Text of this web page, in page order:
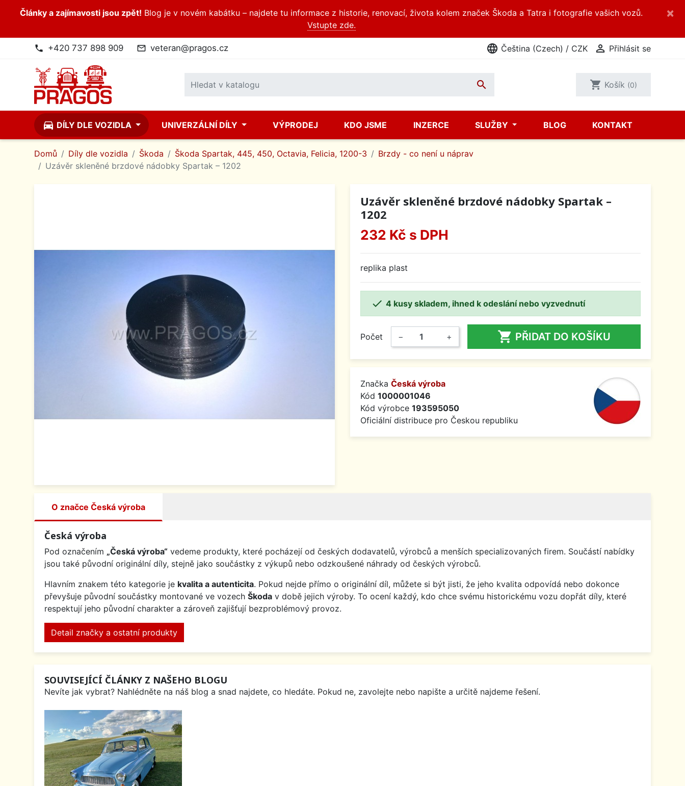
Články a zajímavosti jsou zpět! Blog je v novém kabátku – najdete tu informace z historie, renovací, života kolem značek Škoda a Tatra i fotografie vašich vozů.
Vstupte zde.
×
phone +420 737 898 909 mail_outline veteran@pragos.cz language Čeština (Czech) / CZK  Přihlásit se
 shopping_cart Košík (0)
directions_car DÍLY DLE VOZIDLA UNIVERZÁLNÍ DÍLY VÝPRODEJ KDO JSME INZERCE SLUŽBY BLOG KONTAKT
Domů Díly dle vozidla Škoda Škoda Spartak, 445, 450, Octavia, Felicia, 1200-3
Brzdy - co není u náprav
Uzávěr skleněné brzdové nádobky Spartak – 1202
Uzávěr skleněné brzdové nádobky Spartak –
1202
232 Kč s DPH
replika plast
 4 kusy skladem, ihned k odeslání nebo vyzvednutí
Počet − +  PŘIDAT DO KOŠÍKU
Značka Česká výroba
Kód 1000001046
Kód výrobce 193595050
Oficiální distribuce pro Českou republiku
O značce Česká výroba
Česká výroba
Pod označením „Česká výroba“ vedeme produkty, které pocházejí od českých dodavatelů, výrobců a menších specializovaných firem. Součástí nabídky
jsou také původní originální díly, stejně jako součástky z výkupů nebo odzkoušené náhrady od českých výrobců.
Hlavním znakem této kategorie je kvalita a autenticita. Pokud nejde přímo o originální díl, můžete si být jisti, že jeho kvalita odpovídá nebo dokonce
převyšuje původní součástky montované ve vozech Škoda v době jejich výroby. To ocení každý, kdo chce svému historickému vozu dopřát díly, které
respektují jeho původní charakter a zároveň zajišťují bezproblémový provoz.
Detail značky a ostatní produkty
SOUVISEJÍCÍ ČLÁNKY Z NAŠEHO BLOGU
Nevíte jak vybrat? Nahlédněte na náš blog a snad najdete, co hledáte. Pokud ne, zavolejte nebo napište a určitě najdeme řešení.